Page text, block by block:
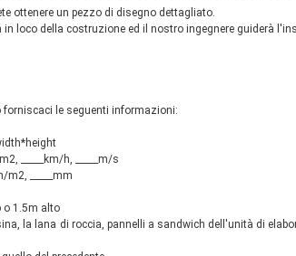
ottenere un pezzo di disegno dettagliato.
loco della costruzione ed il nostro ingegnere guiderà
le seguenti informazioni:
_____km/h, _____m/s
_____mm
o 1.5m alto
la lana di roccia, pannelli a sandwich dell'unità di